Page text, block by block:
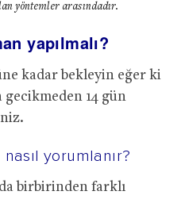
yöntemler arasındadır.
yapılmalı?
kadar bekleyin eğer ki
14 gün
yorumlanır?
birbirinden farklı